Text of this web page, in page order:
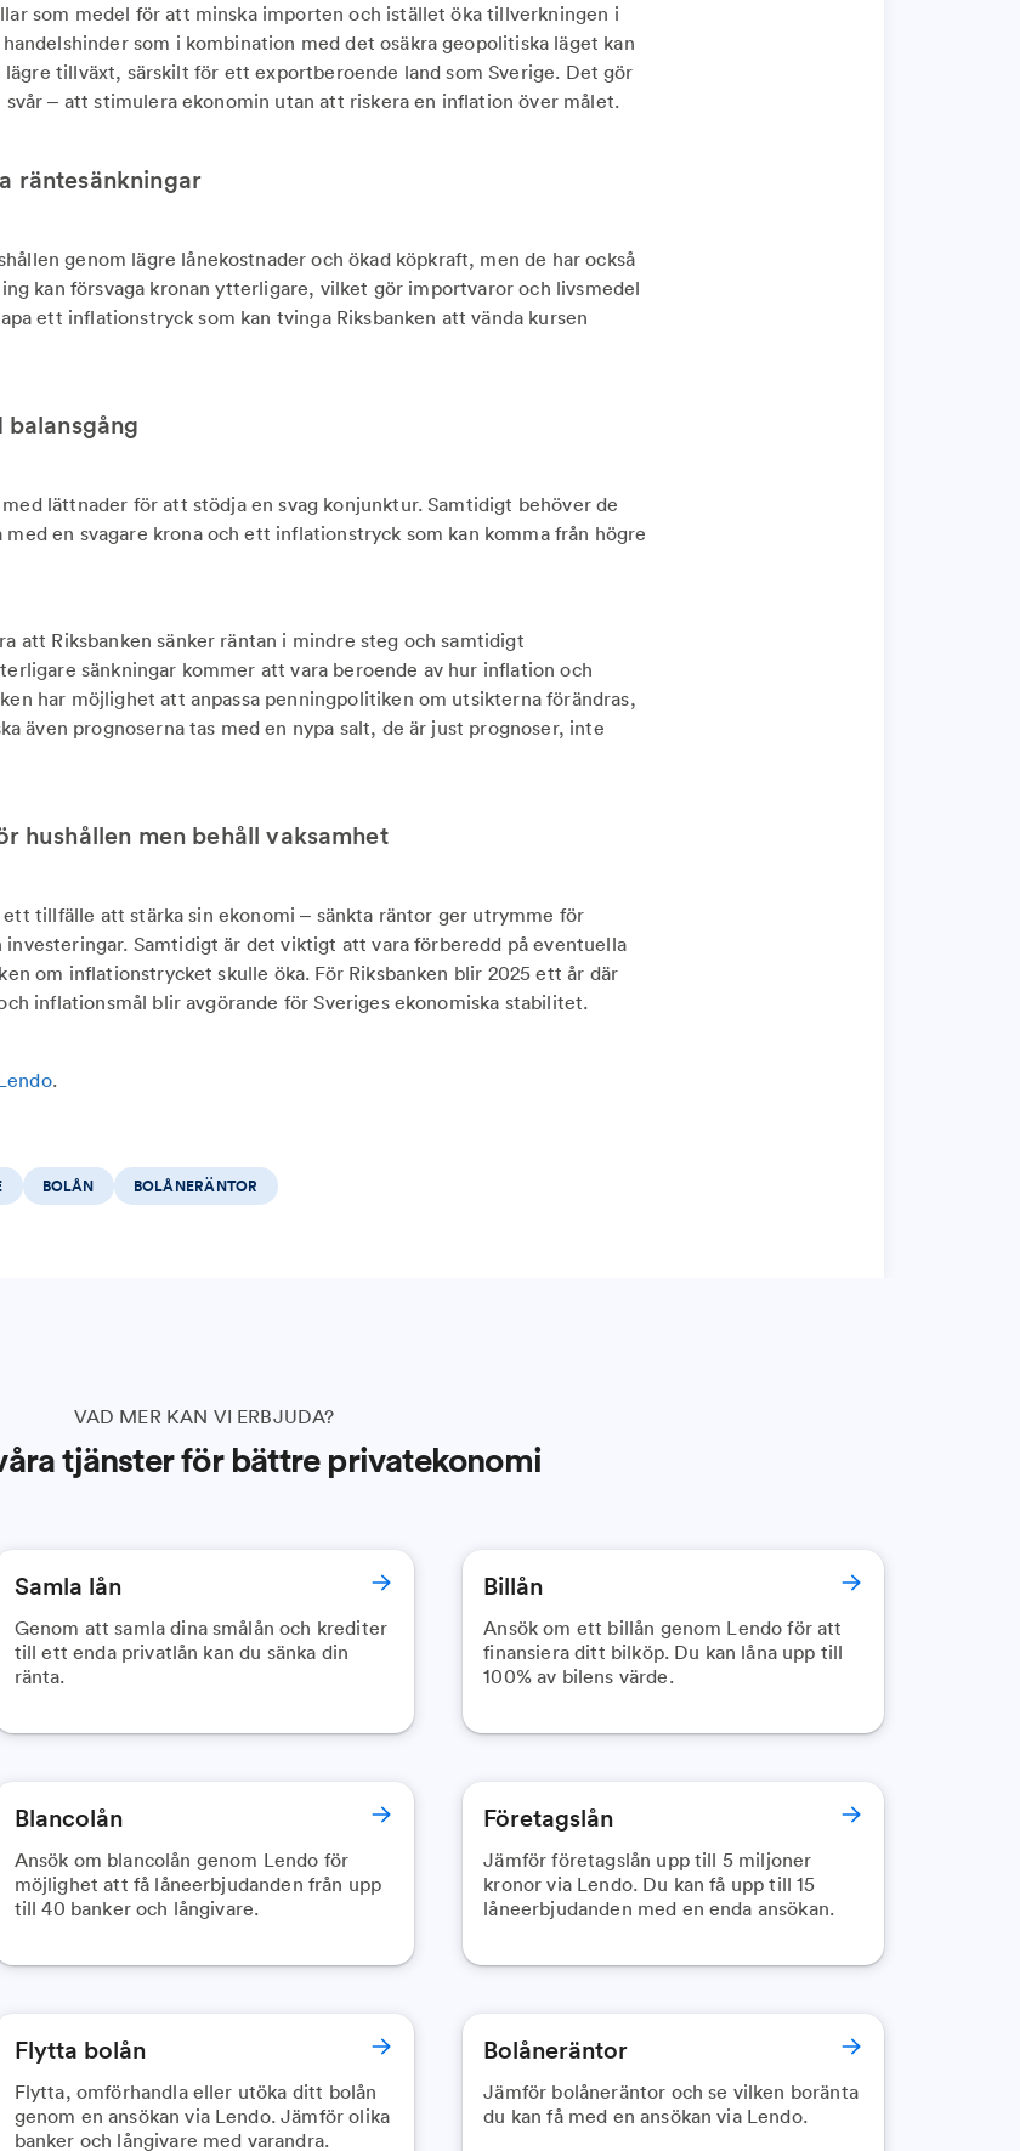
som medel för att minska importen och istället öka tillverkningen i
som i kombination med det osäkra geopolitiska läget kan
tillväxt, särskilt för ett exportberoende land som Sverige. Det gör
svår – att stimulera ekonomin utan att riskera en inflation över målet.
räntesänkningar
genom lägre lånekostnader och ökad köpkraft, men de har också
kan försvaga kronan ytterligare, vilket gör importvaror och livsmedel
ett inflationstryck som kan tvinga Riksbanken att vända kursen
lättnader för att stödja en svag konjunktur. Samtidigt behöver de
med en svagare krona och ett inflationstryck som kan komma från högre
att Riksbanken sänker räntan i mindre steg och samtidigt
sänkningar kommer att vara beroende av hur inflation och
har möjlighet att anpassa penningpolitiken om utsikterna förändras,
även prognoserna tas med en nypa salt, de är just prognoser, inte
hushållen men behåll vaksamhet
tillfälle att stärka sin ekonomi – sänkta räntor ger utrymme för
investeringar. Samtidigt är det viktigt att vara förberedd på eventuella
om inflationstrycket skulle öka. För Riksbanken blir 2025 ett år där
inflationsmål blir avgörande för Sveriges ekonomiska stabilitet.
.
BOLÅN BOLÅNERÄNTOR
VAD MER KAN VI ERBJUDA?
tjänster för bättre privatekonomi
Samla lån
Genom att samla dina smålån och krediter
till ett enda privatlån kan du sänka din
ränta.
Billån
Ansök om ett billån genom Lendo för att
finansiera ditt bilköp. Du kan låna upp till
100% av bilens värde.
Blancolån
Ansök om blancolån genom Lendo för
möjlighet att få låneerbjudanden från upp
till 40 banker och långivare.
Företagslån
Jämför företagslån upp till 5 miljoner
kronor via Lendo. Du kan få upp till 15
låneerbjudanden med en enda ansökan.
Flytta bolån
Flytta, omförhandla eller utöka ditt bolån
genom en ansökan via Lendo. Jämför olika
banker och långivare med varandra.
Bolåneräntor
Jämför bolåneräntor och se vilken boränta
du kan få med en ansökan via Lendo.